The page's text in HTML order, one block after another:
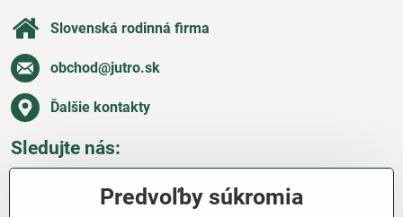
Slovenská rodinná firma
obchod​@jutro​.sk
Ďalšie kontakty
Sledujte nás:
Predvoľby súkromia